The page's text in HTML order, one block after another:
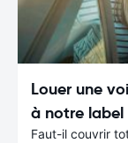
Louer une
à notre label
Faut-il couvrir